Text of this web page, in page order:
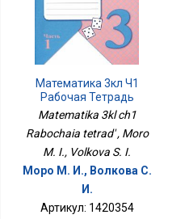
Математика 3кл Ч1
Рабочая Тетрадь
Matematika 3kl ch1
Rabochaia tetrad' , Moro
M. I., Volkova S. I.
Моро М. И., Волкова С.
И.
Артикул: 1420354